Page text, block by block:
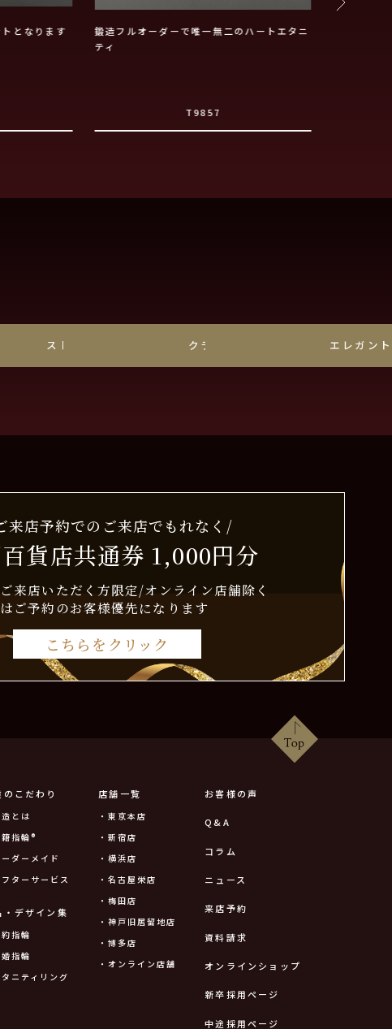
となります
鍛造フルオーダーで唯一無二のハートエタニ
ティ
T9857
ストレート クラシック エレガント
来店予約でのご来店でもれなく/
貨店共通券 1,000円分
来店いただく方限定/オンライン店舗除く
ご予約のお客様優先になります
こちらをクリック
のこだわり
造とは
籍指輪®
ーダーメイド
フターサービス
・デザイン集
約指輪
婚指輪
タニティリング
店舗一覧
・東京本店
・新宿店
・横浜店
・名古屋栄店
・梅田店
・神戸旧居留地店
・博多店
・オンライン店舗
お客様の声
Q&A
コラム
ニュース
来店予約
資料請求
オンラインショップ
新卒採用ページ
中途採用ページ